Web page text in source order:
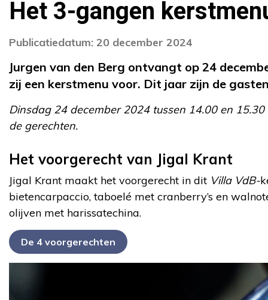
Het 3-gangen
Publicatiedatum: 20 december 2024
Jurgen van den Berg ontvangt op 24
zij een kerstmenu voor. Dit jaar zijn de
Dinsdag 24 december 2024 tussen 14.00 en
de gerechten.
Het voorgerecht van Jigal Krant
Jigal Krant maakt het voorgerecht in dit Villa VdB-
bietencarpaccio, taboelé met cranberry’s en
olijven met harissatechina.
De 4 voorgerechten